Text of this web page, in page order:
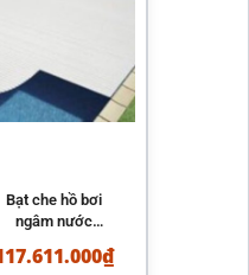
Bạt che hồ bơi
ngâm nước
AstralPool chính₫